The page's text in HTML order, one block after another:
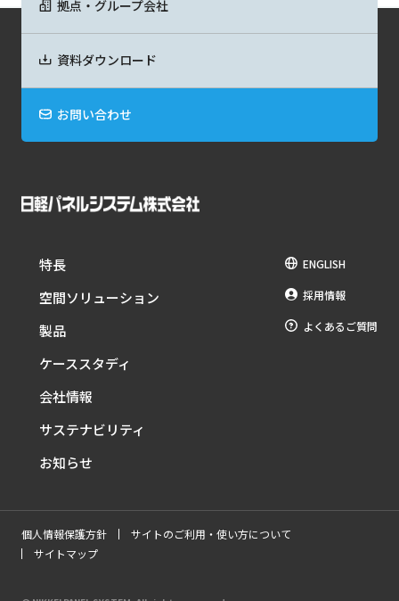
拠点・グループ会社
資料ダウンロード
お問い合わせ
特長
空間ソリューション
製品
ケーススタディ
会社情報
サステナビリティ
お知らせ
ENGLISH
採用情報
よくあるご質問
個人情報保護方針
サイトのご利用・使い方について
サイトマップ